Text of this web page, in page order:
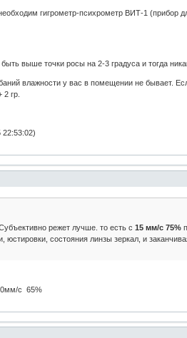
гигрометр-психрометр ВИТ-1
выше точки росы на 2-3 градуса и тогда
влажности у вас в помещении не бывает.
гр.
22:53:02)
режет лучше. то есть с 15 мм/с 75%
юстировки, состояния линзы зеркал, и
с 65%